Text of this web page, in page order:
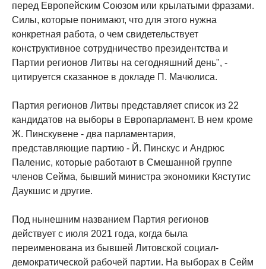
перед Европейским Союзом или крылатыми фразами.
Силы, которые понимают, что для этого нужна
конкретная работа, о чем свидетельствует
конструктивное сотрудничество президентства и
Партии регионов Литвы на сегодняшний день", -
цитируется сказанное в докладе П. Мачюлиса.
Партия регионов Литвы представляет список из 22
кандидатов на выборы в Европарламент. В нем кроме
Ж. Пинскувене - два парламентария,
представляющие партию - Й. Пинскус и Андрюс
Паленис, которые работают в Смешанной группе
членов Сейма, бывший министра экономики Кястутис
Даукшис и другие.
Под нынешним названием Партия регионов
действует с июля 2021 года, когда была
переименована из бывшей Литовской социал-
демократической рабочей партии. На выборах в Сейм